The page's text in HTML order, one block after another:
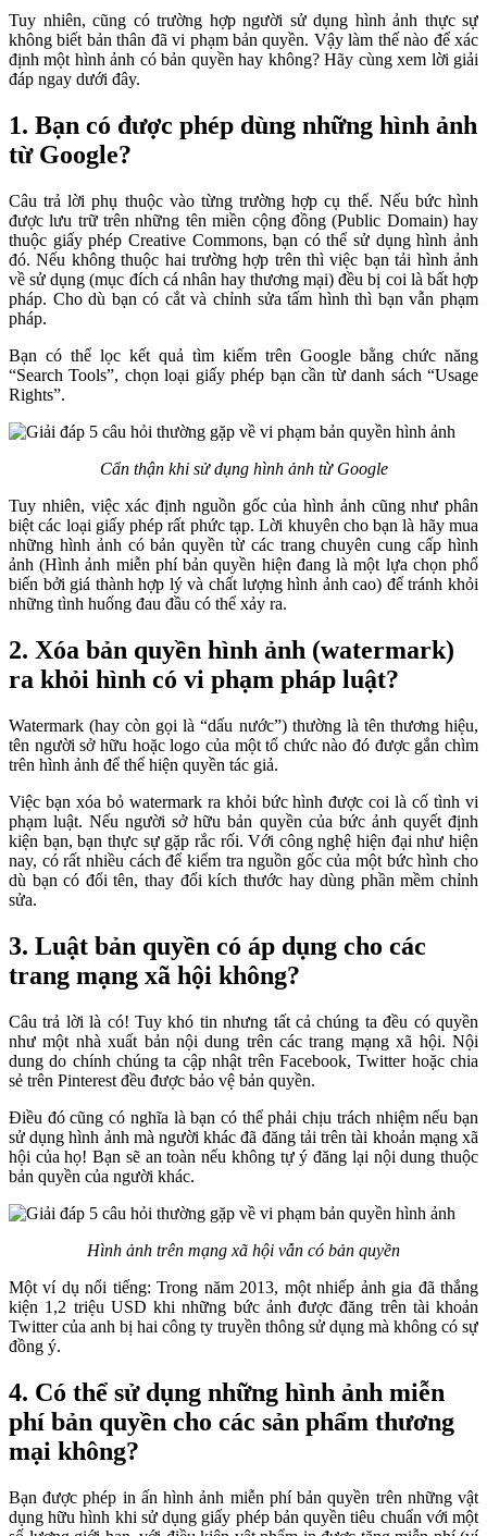
Tuy nhiên, cũng có trường hợp người sử dụng hình ảnh thực sự
không biết bản thân đã vi phạm bản quyền. Vậy làm thế nào để xác
định một hình ảnh có bản quyền hay không? Hãy cùng xem lời giải
đáp ngay dưới đây.
1. Bạn có được phép dùng những hình ảnh
từ Google?
Câu trả lời phụ thuộc vào từng trường hợp cụ thể. Nếu bức hình
được lưu trữ trên những tên miền cộng đồng (Public Domain) hay
thuộc giấy phép Creative Commons, bạn có thể sử dụng hình ảnh
đó. Nếu không thuộc hai trường hợp trên thì việc bạn tải hình ảnh
về sử dụng (mục đích cá nhân hay thương mại) đều bị coi là bất hợp
pháp. Cho dù bạn có cắt và chỉnh sửa tấm hình thì bạn vẫn phạm
pháp.
Bạn có thể lọc kết quả tìm kiếm trên Google bằng chức năng
“Search Tools”, chọn loại giấy phép bạn cần từ danh sách “Usage
Rights”.
Cẩn thận khi sử dụng hình ảnh từ Google
Tuy nhiên, việc xác định nguồn gốc của hình ảnh cũng như phân
biệt các loại giấy phép rất phức tạp. Lời khuyên cho bạn là hãy mua
những hình ảnh có bản quyền từ các trang chuyên cung cấp hình
ảnh (Hình ảnh miễn phí bản quyền hiện đang là một lựa chọn phổ
biến bởi giá thành hợp lý và chất lượng hình ảnh cao) để tránh khỏi
những tình huống đau đầu có thể xảy ra.
2. Xóa bản quyền hình ảnh (watermark)
ra khỏi hình có vi phạm pháp luật?
Watermark (hay còn gọi là “dấu nước”) thường là tên thương hiệu,
tên người sở hữu hoặc logo của một tổ chức nào đó được gắn chìm
trên hình ảnh để thể hiện quyền tác giả.
Việc bạn xóa bỏ watermark ra khỏi bức hình được coi là cố tình vi
phạm luật. Nếu người sở hữu bản quyền của bức ảnh quyết định
kiện bạn, bạn thực sự gặp rắc rối. Với công nghệ hiện đại như hiện
nay, có rất nhiều cách để kiểm tra nguồn gốc của một bức hình cho
dù bạn có đổi tên, thay đổi kích thước hay dùng phần mềm chỉnh
sửa.
3. Luật bản quyền có áp dụng cho các
trang mạng xã hội không?
Câu trả lời là có! Tuy khó tin nhưng tất cả chúng ta đều có quyền
như một nhà xuất bản nội dung trên các trang mạng xã hội. Nội
dung do chính chúng ta cập nhật trên Facebook, Twitter hoặc chia
sẻ trên Pinterest đều được bảo vệ bản quyền.
Điều đó cũng có nghĩa là bạn có thể phải chịu trách nhiệm nếu bạn
sử dụng hình ảnh mà người khác đã đăng tải trên tài khoản mạng xã
hội của họ! Bạn sẽ an toàn nếu không tự ý đăng lại nội dung thuộc
bản quyền của người khác.
Hình ảnh trên mạng xã hội vẫn có bản quyền
Một ví dụ nổi tiếng: Trong năm 2013, một nhiếp ảnh gia đã thắng
kiện 1,2 triệu USD khi những bức ảnh được đăng trên tài khoản
Twitter của anh bị hai công ty truyền thông sử dụng mà không có sự
đồng ý.
4. Có thể sử dụng những hình ảnh miễn
phí bản quyền cho các sản phẩm thương
mại không?
Bạn được phép in ấn hình ảnh miễn phí bản quyền trên những vật
dụng hữu hình khi sử dụng giấy phép bản quyền tiêu chuẩn với một